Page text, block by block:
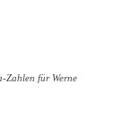
Zahlen für Werne